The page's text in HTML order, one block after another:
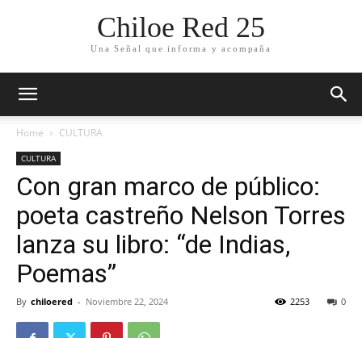
Chiloe Red 25
Una Señal que informa y acompaña
Home CULTURA
CULTURA
Con gran marco de público:
poeta castreño Nelson Torres
lanza su libro: “de Indias,
Poemas”
By chiloered - Noviembre 22, 2024 0
2253